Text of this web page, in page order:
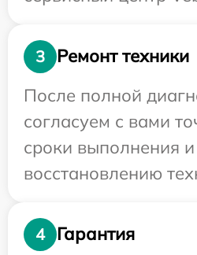
3
Ремонт техники
После полной
согласуем с вами
сроки выполнения
восстановлению
4
Гарантия